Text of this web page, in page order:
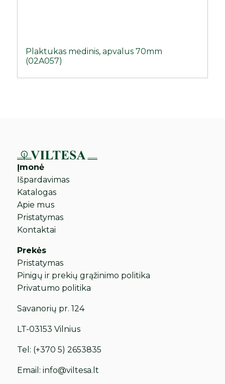
Plaktukas medinis, apvalus 70mm
(02A057)
Įmonė
Išpardavimas
Katalogas
Apie mus
Pristatymas
Kontaktai
Prekės
Pristatymas
Pinigų ir prekių grąžinimo politika
Privatumo politika
Savanorių pr. 124
LT-03153 Vilnius
Tel: (+370 5) 2653835
Email:info@viltesa.lt